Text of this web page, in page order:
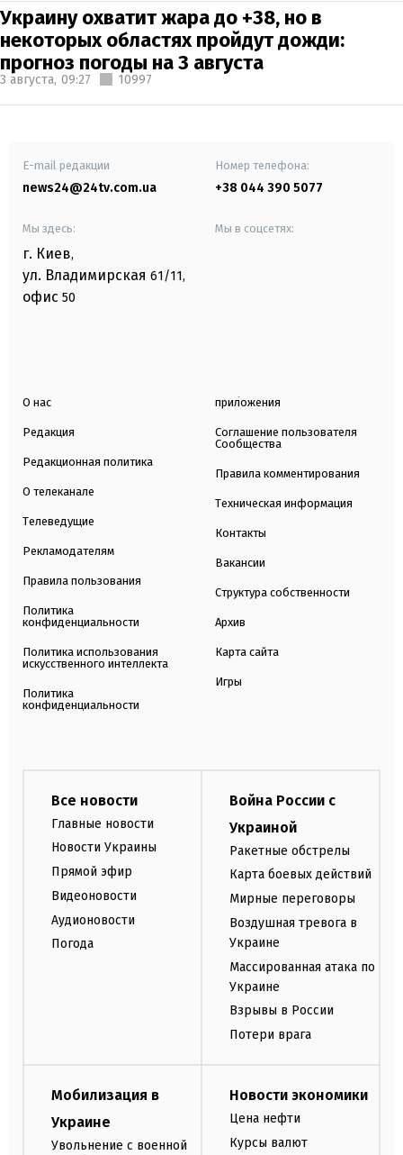
Украину охватит жара до +38, но в
некоторых областях пройдут дожди:
прогноз погоды на 3 августа
3 августа, 09:27 10997
E-mail редакции
news24@24tv.com.ua
Номер телефона:
+38 044 390 5077
Мы здесь:
г. Киев,
ул. Владимирская 61/11,
офис 50
Мы в соцсетях:
О нас
Редакция
Редакционная политика
О телеканале
Телеведущие
Рекламодателям
Правила пользования
Политика
конфиденциальности
Политика использования
искусственного интеллекта
Политика
конфиденциальности
приложения
Соглашение пользователя
Сообщества
Правила комментирования
Техническая информация
Контакты
Вакансии
Структура собственности
Архив
Карта сайта
Игры
Все новости
Главные новости
Новости Украины
Прямой эфир
Видеоновости
Аудионовости
Погода
Война России с
Украиной
Ракетные обстрелы
Карта боевых действий
Мирные переговоры
Воздушная тревога в
Украине
Массированная атака по
Украине
Взрывы в России
Потери врага
Мобилизация в
Украине
Увольнение с военной
Новости экономики
Цена нефти
Курсы валют